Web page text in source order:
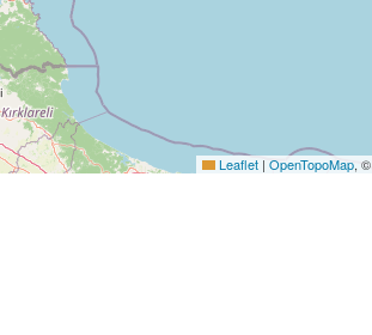
Leaflet | OpenTopoMap, ©